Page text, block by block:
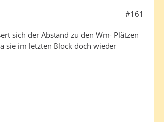
#161
sich der Abstand zu den Wm- Plätzen
sie im letzten Block doch wieder